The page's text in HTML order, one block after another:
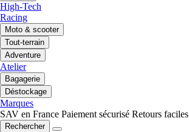
High-Tech
Racing
Moto & scooter
Tout-terrain
Adventure
Atelier
Bagagerie
Déstockage
Marques
SAV en France Paiement sécurisé Retours faciles
Rechercher